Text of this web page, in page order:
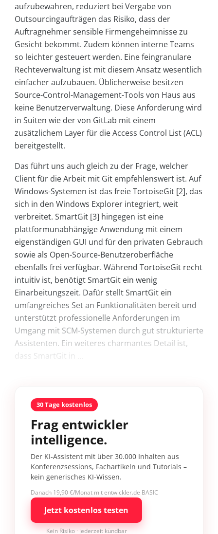
aufzubewahren, reduziert bei Vergabe von
Outsourcingaufträgen das Risiko, dass der
Auftragnehmer sensible Firmengeheimnisse zu
Gesicht bekommt. Zudem können interne Teams
so leichter gesteuert werden. Eine feingranulare
Rechteverwaltung ist mit diesem Ansatz wesentlich
einfacher aufzubauen. Üblicherweise besitzen
Source-Control-Management-Tools von Haus aus
keine Benutzerverwaltung. Diese Anforderung wird
in Suiten wie der von GitLab mit einem
zusätzlichem Layer für die Access Control List (ACL)
bereitgestellt.
Das führt uns auch gleich zu der Frage, welcher
Client für die Arbeit mit Git empfehlenswert ist. Auf
Windows-Systemen ist das freie TortoiseGit [2], das
sich in den Windows Explorer integriert, weit
verbreitet. SmartGit [3] hingegen ist eine
plattformunabhängige Anwendung mit einem
eigenständigen GUI und für den privaten Gebrauch
sowie als Open-Source-Benutzeroberfläche
ebenfalls frei verfügbar. Während TortoiseGit recht
intuitiv ist, benötigt SmartGit ein wenig
Einarbeitungszeit. Dafür stellt SmartGit ein
umfangreiches Set an Funktionalitäten bereit und
unterstützt professionelle Anforderungen im
Umgang mit SCM-Systemen durch gut strukturierte
Assistenten. Ein weiteres charmantes Detail ist,
dass SmartGit in ...
30 Tage kostenlos
Frag entwickler
intelligence.
Der KI-Assistent mit über 30.000 Inhalten aus
Konferenzsessions, Fachartikeln und Tutorials –
kein generisches KI-Wissen.
Danach 19,90 €/Monat mit entwickler.de BASIC
Jetzt kostenlos testen
Kein Risiko · jederzeit kündbar